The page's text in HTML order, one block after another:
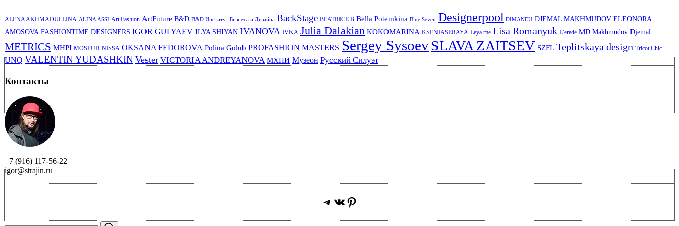
ALENA AKHMADULLINA ALINA ASSI Art Fashion ArtFuture B&D B&D Институт Бизнеса и Дизайна BackStage BEATRICE.B Bella Potemkina Blue Seven Designerpool DIMANEU DJEMAL MAKHMUDOV ELEONORA
AMOSOVA FASHIONTIME DESIGNERS IGOR GULYAEV ILYA SHIYAN IVANOVA IVKA Julia Dalakian KOKOMARINA KSENIASERAYA Leya me Lisa Romanyuk L’erede MD Makhmudov Djemal
METRICS MHPI MOSFUR NISSA OKSANA FEDOROVA Polina Golub PROFASHION MASTERS Sergey SysoevSLAVA ZAITSEV SZFL Teplitskaya design Tricot Chic
UNQ VALENTIN YUDASHKIN Vester VICTORIA ANDREYANOVA МХПИ Музеон Русский Силуэт
Контакты
+7 (916) 117-56-22
igor@strajin.ru
Telegram
ВКонтакте
Pinterest